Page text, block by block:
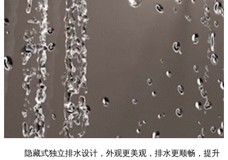
隐藏式独立排水设计，外观更美观，排水更顺畅，提升